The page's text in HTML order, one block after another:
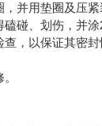
并用垫圈及压
碰、划伤，并涂
，以保证其密封